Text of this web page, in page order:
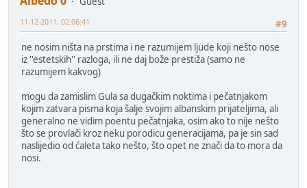
#9
11-12-2011, 02:06:41
ne nosim ništa na prstima i ne razumijem ljude koji nešto nose
iz ''estetskih'' razloga, ili ne daj bože prestiža (samo ne
razumijem kakvog)
mogu da zamislim Gula sa dugačkim noktima i pečatnjakom
kojim zatvara pisma koja šalje svojim albanskim prijateljima, ali
generalno ne vidim poentu pečatnjaka, osim ako to nije nešto
što se provlači kroz neku porodicu generacijama, pa je sin sad
naslijedio od ćaleta tako nešto, što opet ne znači da to mora da
nosi.